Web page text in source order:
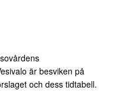
är besviken på
och dess tidtabell.